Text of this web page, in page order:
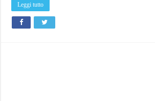
Leggi tutto